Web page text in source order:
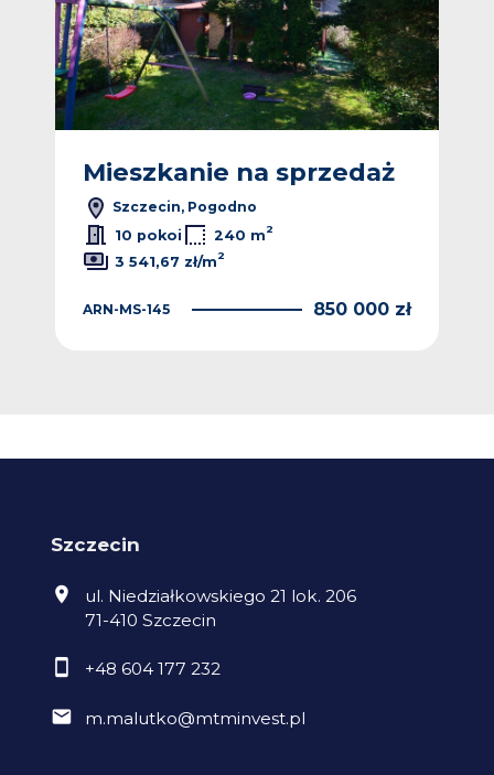
Mieszkanie na sprzedaż
Szczecin, Pogodno
10 pokoi
240 m2
3 541,67 zł/m2
ARN-MS-145 850 000 zł
Szczecin
ul. Niedziałkowskiego 21 lok. 206
71-410 Szczecin
+48 604 177 232
m.malutko@mtminvest.pl